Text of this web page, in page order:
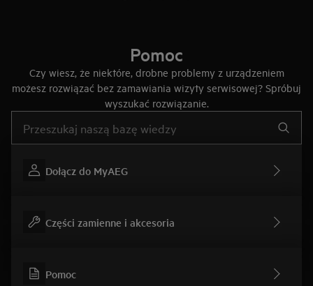
Pomoc
Czy wiesz, że niektóre, drobne problemy z urządzeniem
możesz rozwiązać bez zamawiania wizyty serwisowej? Spróbuj
wyszukać rozwiązanie.
Dołącz do MyAEG
Części zamienne i akcesoria
Pomoc